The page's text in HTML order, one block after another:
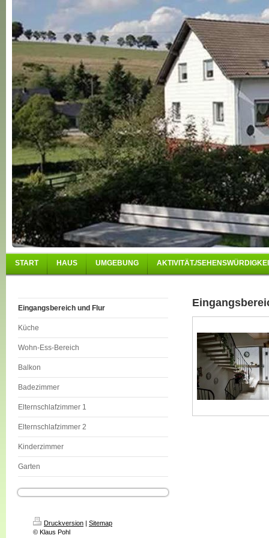
START HAUS UMGEBUNG AKTIVITÄT./
Eingangsbereich und Flur
Küche
Wohn-Ess-Bereich
Balkon
Badezimmer
Elternschlafzimmer 1
Elternschlafzimmer 2
Kinderzimmer
Garten
Druckversion | Sitemap
© Klaus Pohl